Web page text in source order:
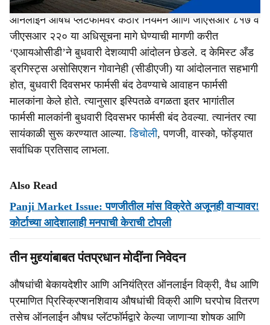
ऑनलाईन औषध प्लॅटफॉर्मवर कठोर नियमन आणि जीएसआर ८१७ व
जीएसआर २२० या अधिसूचना मागे घेण्याची मागणी करीत
‘एआयओसीडी’ने बुधवारी देशव्‍यापी आंदोलन छेडले. द केमिस्ट अँड
ड्रगिस्ट्स असोसिएशन गोवानेही (सीडीएजी) या आंदोलनात सहभागी
होत, बुधवारी दिवसभर फार्मसी बंद ठेवण्‍याचे आवाहन फार्मसी
मालकांना केले होते. त्‍यानुसार इस्‍पितळे वगळता इतर भागांतील
फार्मसी मालकांनी बुधवारी दिवसभर फार्मसी बंद ठेवल्‍या. त्‍यानंतर त्‍या
सायंकाळी सुरू करण्‍यात आल्‍या.डिचोली, पणजी, वास्‍को, फोंड्यात
सर्वाधिक प्रतिसाद लाभला.
Also Read
Panji Market Issue: पणजीतील मांस विक्रेते अजूनही वाऱ्यावर!
कोर्टाच्या आदेशालाही मनपाची केराची टोपली
तीन मुद्द्यांबाबत पंतप्रधान मोदींना निवेदन
औषधांची बेकायदेशीर आणि अनियंत्रित ऑनलाईन विक्री, वैध आणि
प्रमाणित प्रिस्क्रिप्शनशिवाय औषधांची विक्री आणि घरपोच वितरण
तसेच ऑनलाईन औषध प्लॅटफॉर्मद्वारे केल्या जाणाऱ्या शोषक आणि